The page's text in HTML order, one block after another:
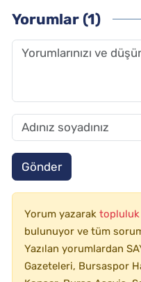
Yorumlar (1)
Gönder
Yorum yazarak topluluk
bulunuyor ve tüm
Yazılan yorumlardan
Gazeteleri, Bursaspor